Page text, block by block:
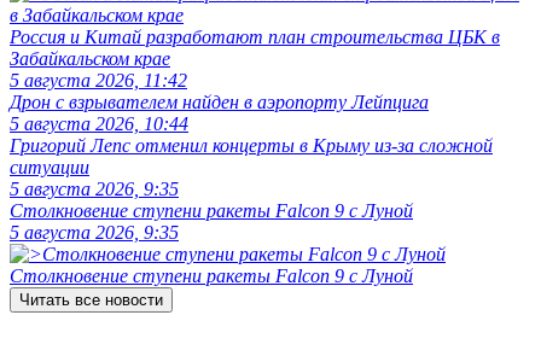
Россия и Китай разработают план строительства ЦБК в
Забайкальском крае
5 августа 2026, 11:42
Дрон с взрывателем найден в аэропорту Лейпцига
5 августа 2026, 10:44
Григорий Лепс отменил концерты в Крыму из-за сложной
ситуации
5 августа 2026, 9:35
Столкновение ступени ракеты Falcon 9 с Луной
5 августа 2026, 9:35
Столкновение ступени ракеты Falcon 9 с Луной
Читать все новости